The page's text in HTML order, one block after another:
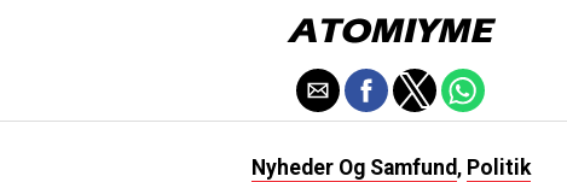
Nyheder Og Samfund, Politik